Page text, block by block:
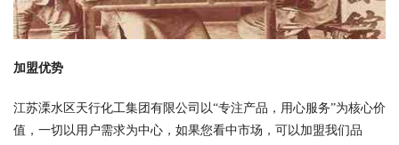
加盟优势
江苏溧水区天行化工集团有限公司以“专注产品，用心服务”为核心价
值，一切以用户需求为中心，如果您看中市场，可以加盟我们品